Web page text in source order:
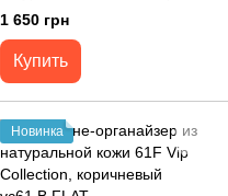
Collection, коричневый
vc55.B.FLAT
1 650 грн
Купить
Новинка